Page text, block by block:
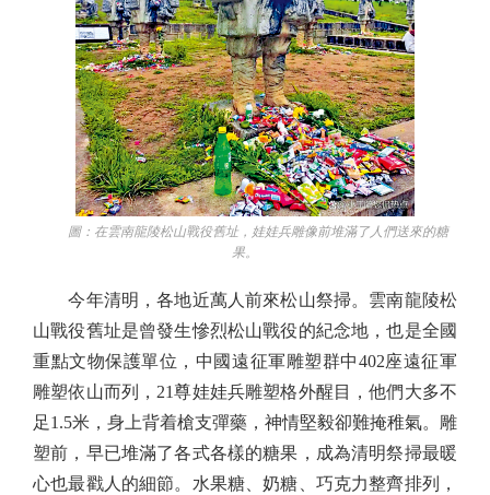
圖：在雲南龍陵松山戰役舊址，娃娃兵雕像前堆滿了人們送來的糖
果。
今年清明，各地近萬人前來松山祭掃。雲南龍陵松
山戰役舊址是曾發生慘烈松山戰役的紀念地，也是全國
重點文物保護單位，中國遠征軍雕塑群中402座遠征軍
雕塑依山而列，21尊娃娃兵雕塑格外醒目，他們大多不
足1.5米，身上背着槍支彈藥，神情堅毅卻難掩稚氣。雕
塑前，早已堆滿了各式各樣的糖果，成為清明祭掃最暖
心也最戳人的細節。水果糖、奶糖、巧克力整齊排列，